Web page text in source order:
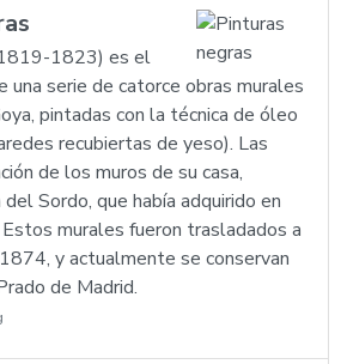
1823) es el
una serie de catorce obras murales
pintadas con la técnica de óleo
recubiertas de yeso). Las
de los muros de su casa,
Sordo, que había adquirido en
murales fueron trasladados a
y actualmente se conservan
de Madrid.